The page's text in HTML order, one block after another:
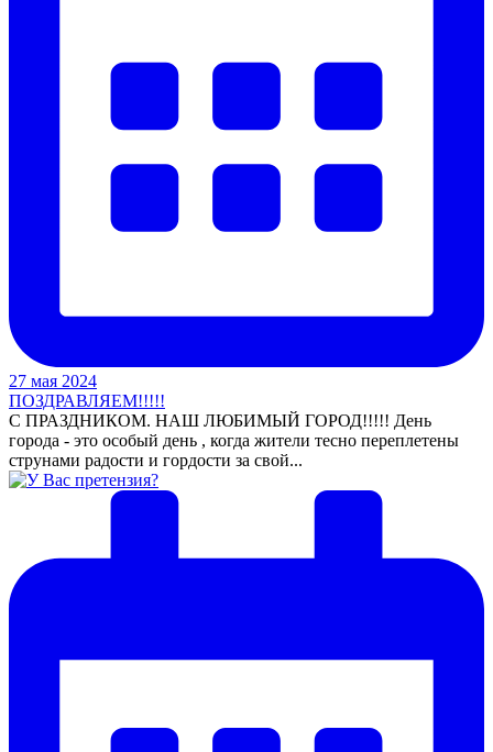
27 мая 2024
ПОЗДРАВЛЯЕМ!!!!!
С ПРАЗДНИКОМ. НАШ ЛЮБИМЫЙ ГОРОД!!!!! День
города - это особый день , когда жители тесно переплетены
струнами радости и гордости за свой...